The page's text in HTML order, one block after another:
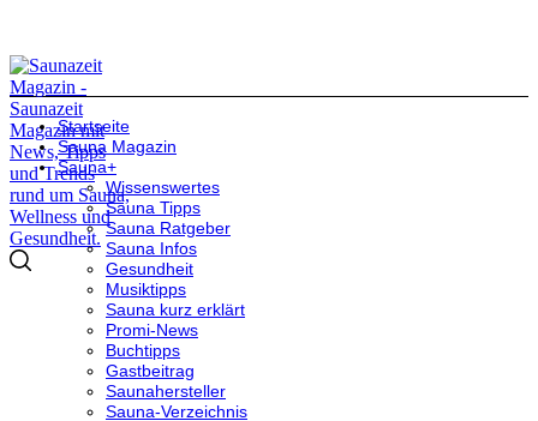
Startseite
Sauna Magazin
Sauna+
Wissenswertes
Sauna Tipps
Sauna Ratgeber
Sauna Infos
Gesundheit
Musiktipps
Sauna kurz erklärt
Promi-News
Buchtipps
Gastbeitrag
Saunahersteller
Sauna-Verzeichnis